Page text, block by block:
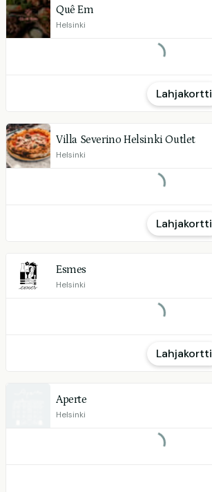
Quê Em
Helsinki
Lahjakortti
Villa Severino Helsinki Outlet
Helsinki
Lahjakortti
Esmes
Helsinki
Lahjakortti
Aperte
Helsinki